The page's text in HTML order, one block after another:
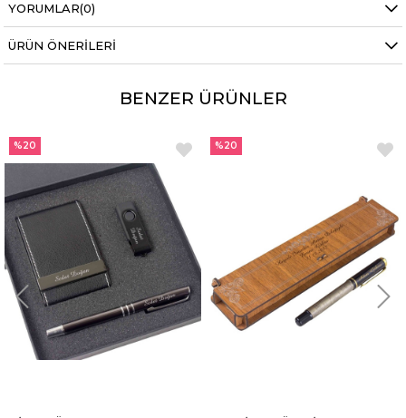
YORUMLAR(0)
ÜRÜN ÖNERILERI
BENZER ÜRÜNLER
%20 %20